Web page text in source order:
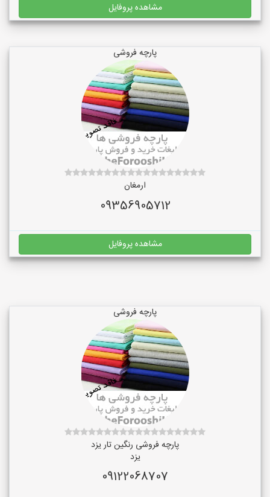
مشاهده پروفایل
پارچه فروشی
ارمغان
09356905712
مشاهده پروفایل
پارچه فروشی
پارچه فروشی رنگین تار یزد
یزد
09122068707